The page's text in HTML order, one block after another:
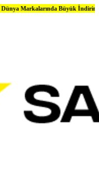
Büyük İndirimler